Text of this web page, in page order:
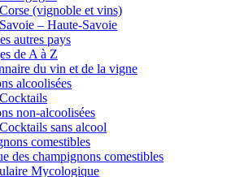
Corse (vignoble et vins)
Savoie – Haute-Savoie
autres pays
de A à Z
du vin et de la vigne
alcoolisées
Cocktails
non-alcoolisées
Cocktails sans alcool
comestibles
des champignons comestibles
Mycologique